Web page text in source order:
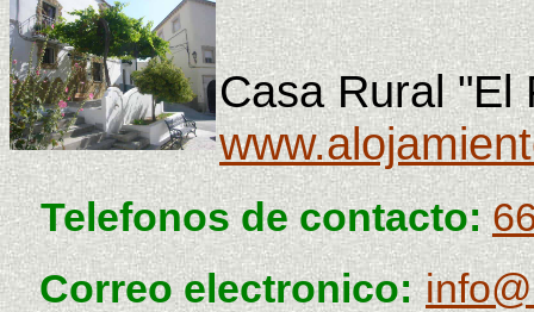
Casa Rural
Telefonos de contacto:
Correo electronico: